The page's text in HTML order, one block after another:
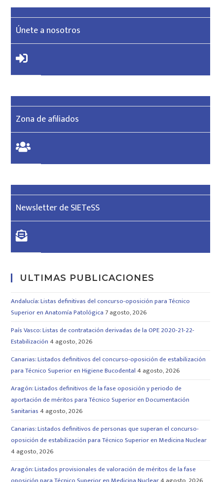
Únete a nosotros
Zona de afiliados
Newsletter de SIETeSS
ULTIMAS PUBLICACIONES
Andalucía: Listas definitivas del concurso-oposición para Técnico
Superior en Anatomía Patológica 7 agosto, 2026
País Vasco: Listas de contratación derivadas de la OPE 2020-21-22-
Estabilización 4 agosto, 2026
Canarias: Listados definitivos del concurso-oposición de estabilización
para Técnico Superior en Higiene Bucodental 4 agosto, 2026
Aragón: Listados definitivos de la fase oposición y periodo de
aportación de méritos para Técnico Superior en Documentación
Sanitarias 4 agosto, 2026
Canarias: Listados definitivos de personas que superan el concurso-
oposición de estabilización para Técnico Superior en Medicina Nuclear
4 agosto, 2026
Aragón: Listados provisionales de valoración de méritos de la fase